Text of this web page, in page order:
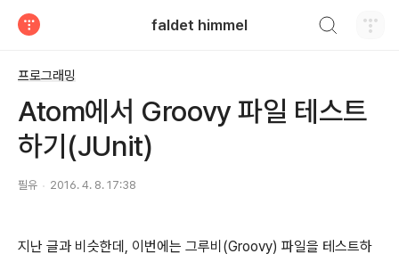
faldet himmel
프로그래밍
Atom에서 Groovy 파일 테스트
하기(JUnit)
필유 2016. 4. 8. 17:38
지난 글과 비슷한데, 이번에는 그루비(Groovy) 파일을 테스트하